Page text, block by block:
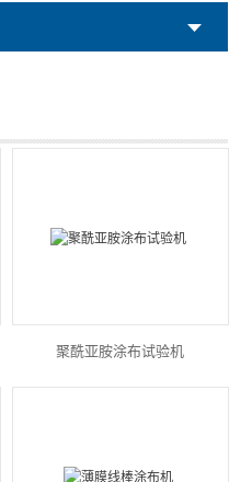
聚酰亚胺涂布试验机